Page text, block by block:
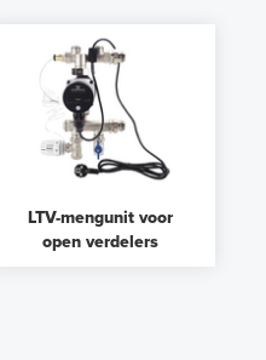
LTV-mengunit voor
open verdelers